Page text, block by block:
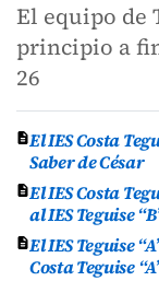
El equipo de
principio a
26
El IES Costa
Saber de César
El IES Costa
al IES Teguise
El IES Teguise
Costa Teguise